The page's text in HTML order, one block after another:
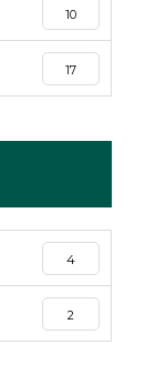
10
17
4
2